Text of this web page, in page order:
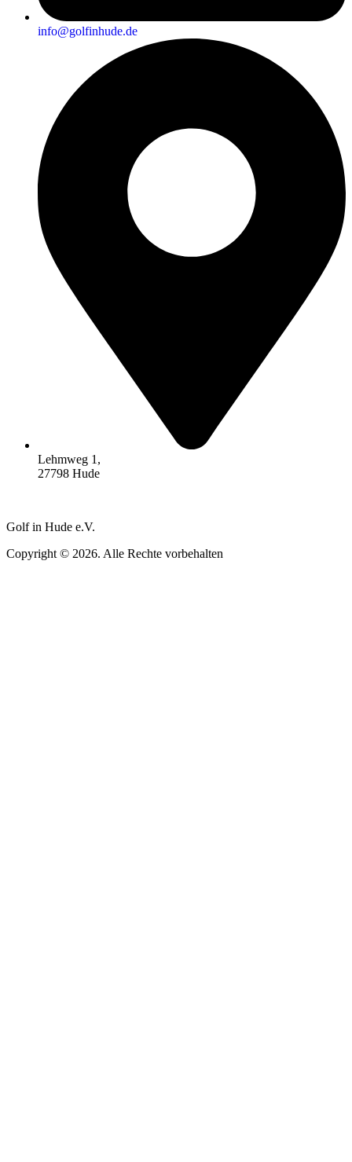
info@golfinhude.de
Lehmweg 1,
27798 Hude
Golf in Hude e.V.
Copyright © 2026. Alle Rechte vorbehalten